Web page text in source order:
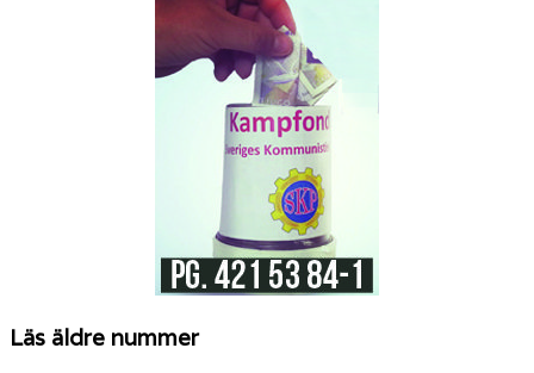
Läs äldre nummer